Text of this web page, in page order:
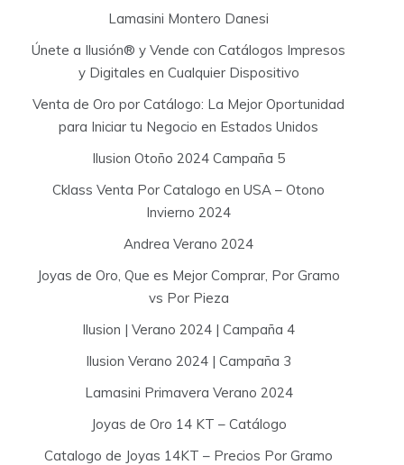
Lamasini Montero Danesi
Únete a Ilusión® y Vende con Catálogos Impresos
y Digitales en Cualquier Dispositivo
Venta de Oro por Catálogo: La Mejor Oportunidad
para Iniciar tu Negocio en Estados Unidos
Ilusion Otoño 2024 Campaña 5
Cklass Venta Por Catalogo en USA – Otono
Invierno 2024
Andrea Verano 2024
Joyas de Oro, Que es Mejor Comprar, Por Gramo
vs Por Pieza
Ilusion | Verano 2024 | Campaña 4
Ilusion Verano 2024 | Campaña 3
Lamasini Primavera Verano 2024
Joyas de Oro 14 KT – Catálogo
Catalogo de Joyas 14KT – Precios Por Gramo